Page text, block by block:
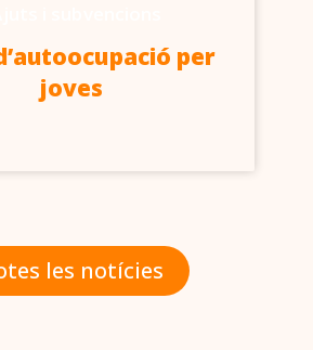
per
joves
les notícies